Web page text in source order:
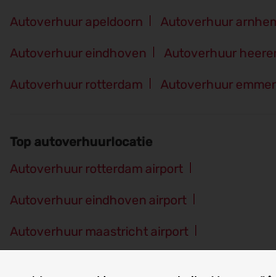
Autoverhuur apeldoorn Autoverhuur
Autoverhuur eindhoven Autoverhuur
Autoverhuur rotterdam Autoverhuur
Top autoverhuurlocatie
Autoverhuur rotterdam airport
Autoverhuur eindhoven airport
Autoverhuur maastricht airport